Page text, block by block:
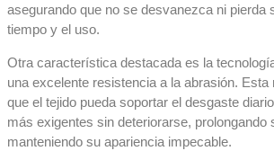
polipropileno
Textiles
recubiertos
Venta
Online
X
asegurando que no se desvanezca ni pierda
tiempo y el uso.
Otra característica destacada es la
una excelente resistencia a la abrasión.
que el tejido pueda soportar el desgaste
más exigentes sin deteriorarse, prolongando
manteniendo su apariencia impecable.